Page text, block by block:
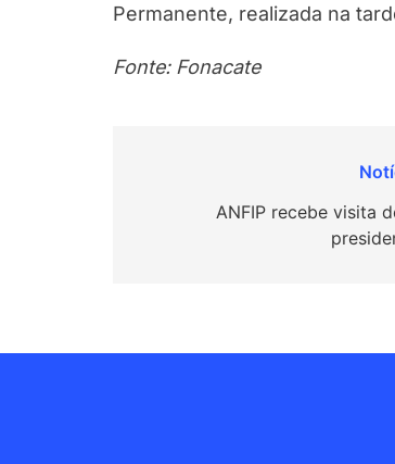
Permanente, realizada na
Fonte: Fonacate
ANFIP recebe visita